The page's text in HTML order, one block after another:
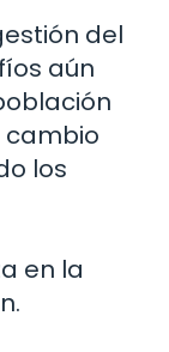
del
aún
cambio
los
en la